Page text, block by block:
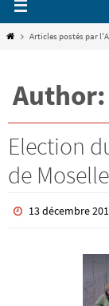
HomeArticles postés par
Author:
Election
de Moselle
13 décembre